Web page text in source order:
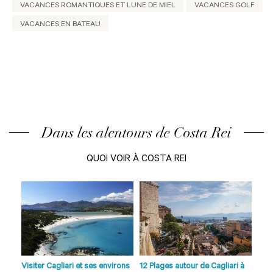
VACANCES ROMANTIQUES ET LUNE DE MIEL VACANCES GOLF
VACANCES EN BATEAU
Dans les alentours de Costa Rei
QUOI VOIR À COSTA REI
Visiter Cagliari et ses environs
12 Plages autour de Cagliari à